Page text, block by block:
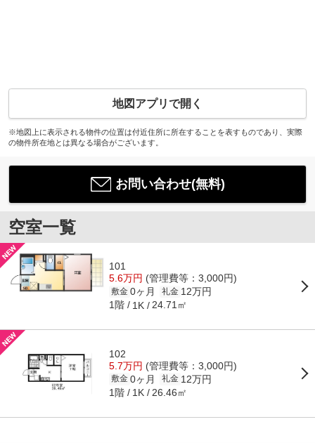
地図アプリで開く
※地図上に表示される物件の位置は付近住所に所在することを表すものであり、実際
の物件所在地とは異なる場合がございます。
お問い合わせ(無料)
空室一覧
101
5.6万円 (管理費等：3,000円)
敷金 0ヶ月 礼金 12万円
1階 1K 24.71㎡
102
5.7万円 (管理費等：3,000円)
敷金 0ヶ月 礼金 12万円
1階 1K 26.46㎡